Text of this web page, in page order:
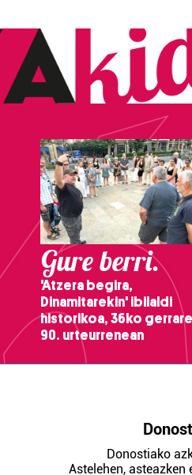
Gure berri.
'Atzera begira,
Dinamitarekin' ibilaldi
historikoa, 36ko
90. urteurrenean
Donostiako
Astelehen,